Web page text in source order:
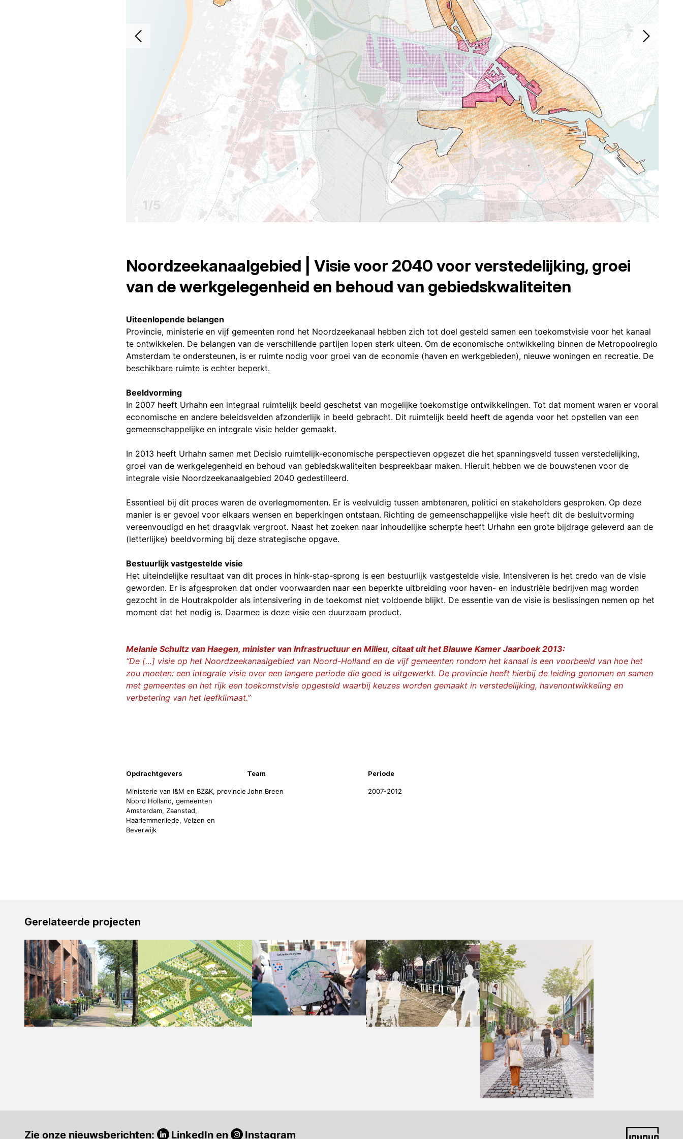
1/5
Noordzeekanaalgebied | Visie voor 2040 voor verstedelijking, groei
van de werkgelegenheid en behoud van gebiedskwaliteiten
Uiteenlopende belangen
Provincie, ministerie en vijf gemeenten rond het Noordzeekanaal hebben zich tot doel gesteld samen een toekomstvisie voor het kanaal
te ontwikkelen. De belangen van de verschillende partijen lopen sterk uiteen. Om de economische ontwikkeling binnen de Metropoolregio
Amsterdam te ondersteunen, is er ruimte nodig voor groei van de economie (haven en werkgebieden), nieuwe woningen en recreatie. De
beschikbare ruimte is echter beperkt.
Beeldvorming
In 2007 heeft Urhahn een integraal ruimtelijk beeld geschetst van mogelijke toekomstige ontwikkelingen. Tot dat moment waren er vooral
economische en andere beleidsvelden afzonderlijk in beeld gebracht. Dit ruimtelijk beeld heeft de agenda voor het opstellen van een
gemeenschappelijke en integrale visie helder gemaakt.
In 2013 heeft Urhahn samen met Decisio ruimtelijk-economische perspectieven opgezet die het spanningsveld tussen verstedelijking,
groei van de werkgelegenheid en behoud van gebiedskwaliteiten bespreekbaar maken. Hieruit hebben we de bouwstenen voor de
integrale visie Noordzeekanaalgebied 2040 gedestilleerd.
Essentieel bij dit proces waren de overlegmomenten. Er is veelvuldig tussen ambtenaren, politici en stakeholders gesproken. Op deze
manier is er gevoel voor elkaars wensen en beperkingen ontstaan. Richting de gemeenschappelijke visie heeft dit de besluitvorming
vereenvoudigd en het draagvlak vergroot. Naast het zoeken naar inhoudelijke scherpte heeft Urhahn een grote bijdrage geleverd aan de
(letterlijke) beeldvorming bij deze strategische opgave.
Bestuurlijk vastgestelde visie
Het uiteindelijke resultaat van dit proces in hink-stap-sprong is een bestuurlijk vastgestelde visie. Intensiveren is het credo van de visie
geworden. Er is afgesproken dat onder voorwaarden naar een beperkte uitbreiding voor haven- en industriële bedrijven mag worden
gezocht in de Houtrakpolder als intensivering in de toekomst niet voldoende blijkt. De essentie van de visie is beslissingen nemen op het
moment dat het nodig is. Daarmee is deze visie een duurzaam product.
Melanie Schultz van Haegen, minister van Infrastructuur en Milieu, citaat uit het Blauwe Kamer Jaarboek 2013:
“De […] visie op het Noordzeekanaalgebied van Noord-Holland en de vijf gemeenten rondom het kanaal is een voorbeeld van hoe het
zou moeten: een integrale visie over een langere periode die goed is uitgewerkt. De provincie heeft hierbij de leiding genomen en samen
met gemeentes en het rijk een toekomstvisie opgesteld waarbij keuzes worden gemaakt in verstedelijking, havenontwikkeling en
verbetering van het leefklimaat.”
Periode
2007-2012
Opdrachtgevers
Ministerie van I&M en BZ&K, provincie
Noord Holland, gemeenten
Amsterdam, Zaanstad,
Haarlemmerliede, Velzen en
Beverwijk
Team
John Breen
Gerelateerde projecten
Zie onze nieuwsberichten: LinkedIn en Instagram